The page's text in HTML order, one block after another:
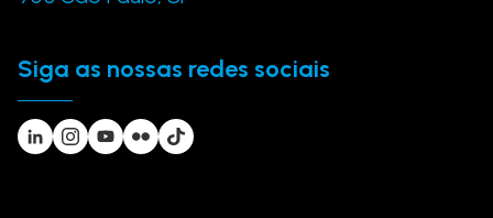
Siga as nossas redes sociais